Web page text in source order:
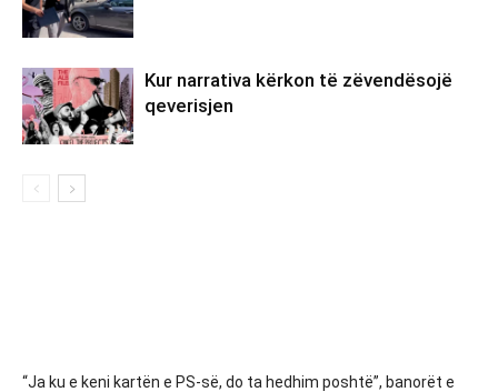
Kur narrativa kërkon të zëvendësojë
qeverisjen
“Ja ku e keni kartën e PS-së, do ta hedhim poshtë”, banorët e